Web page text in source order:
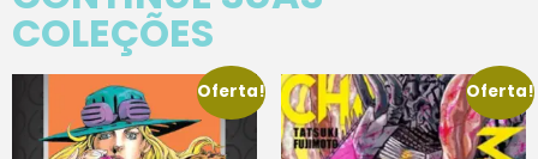
COLEÇÕES
Oferta! Oferta!